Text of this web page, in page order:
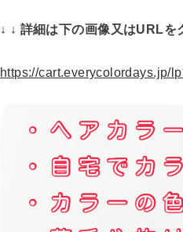
↓ ↓ 詳細は下の画像又はURLを
https://cart.everycolordays.jp/